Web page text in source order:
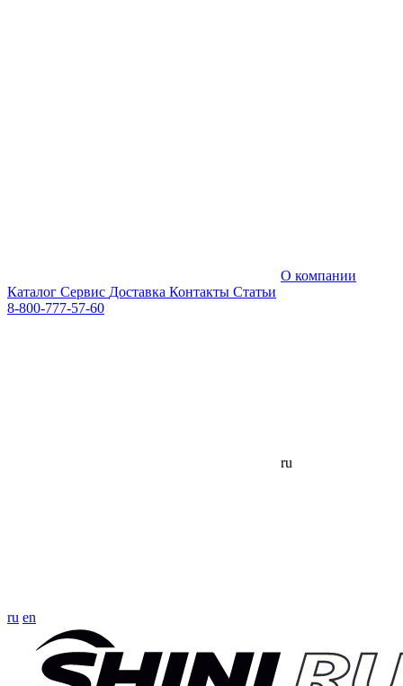
О компании
Каталог Сервис Доставка Контакты Статьи
8-800-777-57-60
ru
ru en